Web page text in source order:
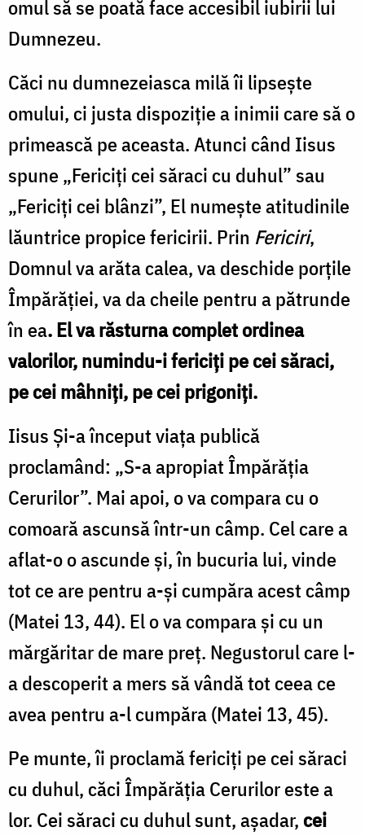
omul să se poată face accesibil iubirii lui
Dumnezeu.
Căci nu dumnezeiasca milă îi lipseşte
omului, ci justa dispoziţie a inimii care să o
primească pe aceasta. Atunci când Iisus
spune „Fericiţi cei săraci cu duhul” sau
„Fericiţi cei blânzi”, El numeşte atitudinile
lăuntrice propice fericirii. Prin Fericiri,
Domnul va arăta calea, va deschide porţile
Împărăţiei, va da cheile pentru a pătrunde
în ea. El va răsturna complet ordinea
valorilor, numindu-i fericiţi pe cei săraci,
pe cei mâhniţi, pe cei prigoniţi.
Iisus Şi-a început viaţa publică
proclamând: „S-a apropiat Împărăţia
Cerurilor”. Mai apoi, o va compara cu o
comoară ascunsă într-un câmp. Cel care a
aflat-o o ascunde şi, în bucuria lui, vinde
tot ce are pentru a-şi cumpăra acest câmp
(Matei 13, 44). El o va compara şi cu un
mărgăritar de mare preţ. Negustorul care l-
a descoperit a mers să vândă tot ceea ce
avea pentru a-l cumpăra (Matei 13, 45).
Pe munte, îi proclamă fericiţi pe cei săraci
cu duhul, căci Împărăţia Cerurilor este a
lor. Cei săraci cu duhul sunt, aşadar,cei